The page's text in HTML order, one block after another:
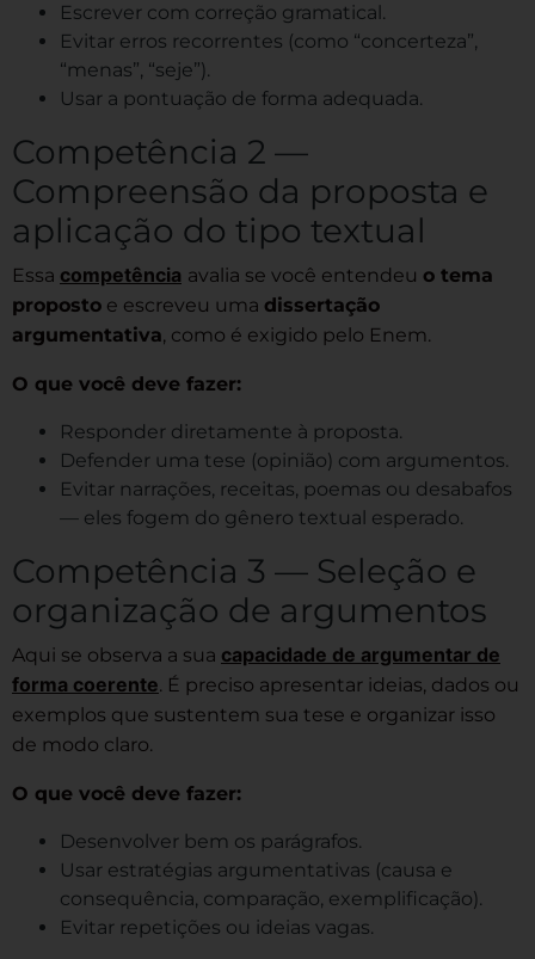
Escrever com correção gramatical.
Evitar erros recorrentes (como “concerteza”,
“menas”, “seje”).
Usar a pontuação de forma adequada.
Competência 2 —
Compreensão da proposta e
aplicação do tipo textual
Essa competência avalia se você entendeu o tema
proposto e escreveu uma dissertação
argumentativa, como é exigido pelo Enem.
O que você deve fazer:
Responder diretamente à proposta.
Defender uma tese (opinião) com argumentos.
Evitar narrações, receitas, poemas ou desabafos
— eles fogem do gênero textual esperado.
Competência 3 — Seleção e
organização de argumentos
Aqui se observa a sua capacidade de argumentar de
forma coerente. É preciso apresentar ideias, dados ou
exemplos que sustentem sua tese e organizar isso
de modo claro.
O que você deve fazer:
Desenvolver bem os parágrafos.
Usar estratégias argumentativas (causa e
consequência, comparação, exemplificação).
Evitar repetições ou ideias vagas.